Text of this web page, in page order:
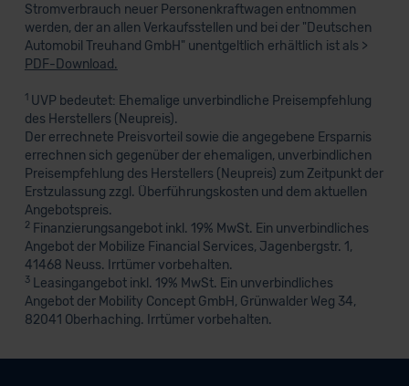
Stromverbrauch neuer Personenkraftwagen entnommen
werden, der an allen Verkaufsstellen und bei der "Deutschen
Automobil Treuhand GmbH" unentgeltlich erhältlich ist als >
PDF-Download.
1UVP bedeutet: Ehemalige unverbindliche Preisempfehlung
des Herstellers (Neupreis).
Der errechnete Preisvorteil sowie die angegebene Ersparnis
errechnen sich gegenüber der ehemaligen, unverbindlichen
Preisempfehlung des Herstellers (Neupreis) zum Zeitpunkt der
Erstzulassung zzgl. Überführungskosten und dem aktuellen
Angebotspreis.
2 Finanzierungsangebot inkl. 19% MwSt. Ein unverbindliches
Angebot der Mobilize Financial Services, Jagenbergstr. 1,
41468 Neuss. Irrtümer vorbehalten.
3Leasingangebot inkl. 19% MwSt. Ein unverbindliches
Angebot der Mobility Concept GmbH, Grünwalder Weg 34,
82041 Oberhaching. Irrtümer vorbehalten.